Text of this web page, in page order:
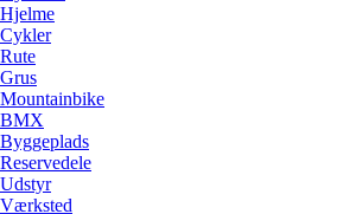
Hjelme
Cykler
Rute
Grus
Mountainbike
BMX
Byggeplads
Reservedele
Udstyr
Værksted